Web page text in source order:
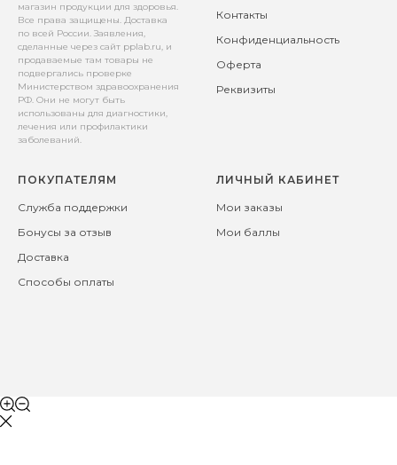
магазин продукции для здоровья.
Все права защищены. Доставка
по всей России. Заявления,
сделанные через сайт pplab.ru, и
продаваемые там товары не
подвергались проверке
Министерством здравоохранения
РФ. Они не могут быть
использованы для диагностики,
лечения или профилактики
заболеваний.
Контакты
Конфиденциальность
Оферта
Реквизиты
ПОКУПАТЕЛЯМ
Служба поддержки
Бонусы за отзыв
Доставка
Способы оплаты
ЛИЧНЫЙ КАБИНЕТ
Мои заказы
Мои баллы